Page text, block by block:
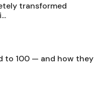
transformed
to 100 — and how they